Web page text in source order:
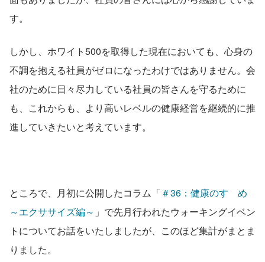
す。
しかし、ホワイト500を取得した現在においても、心身の
不調を抱える社員がゼロになったわけではありません。会
社のために日々尽力している社員の皆さんを守るために
も、これからも、より高いレベルの健康経営を継続的に推
進していきたいと考えています。
ところで、月初に公開したコラム「＃36：健康のすゝめ
～エクササイズ編～ 」で先月行われたウォーキングイベン
トについてお話をいたしましたが、このほど集計がまとま
りました。